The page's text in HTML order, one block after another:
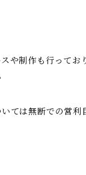
や制作も行ってお
ては無断での営利